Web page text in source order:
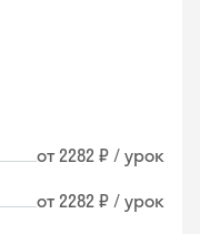
от 2282 ₽ / урок
от 2282 ₽ / урок